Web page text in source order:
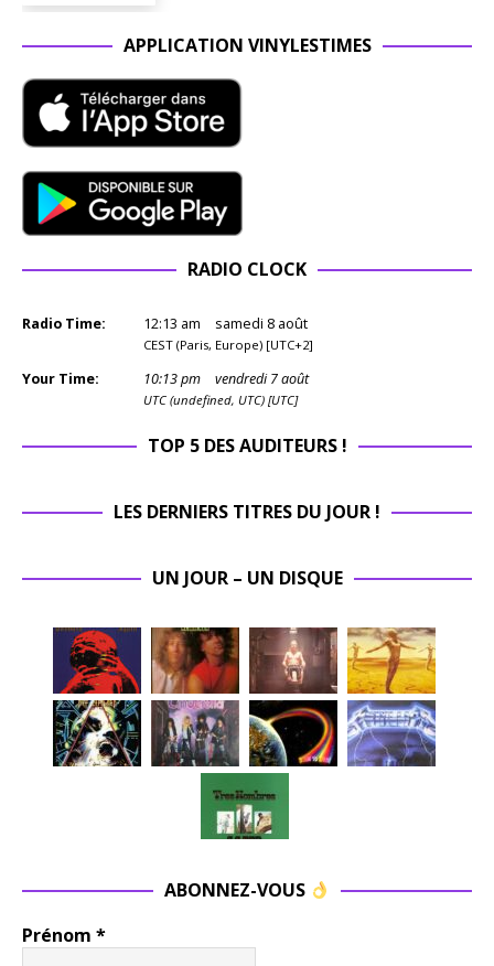
APPLICATION VINYLESTIMES
RADIO CLOCK
Radio Time: 12:13 am samedi 8 août
CEST (Paris, Europe) [UTC+2]
Your Time: 10:13pm vendredi 7 août
UTC (undefined, UTC) [UTC]
TOP 5 DES AUDITEURS !
LES DERNIERS TITRES DU JOUR !
UN JOUR – UN DISQUE
ABONNEZ-VOUS
Prénom *